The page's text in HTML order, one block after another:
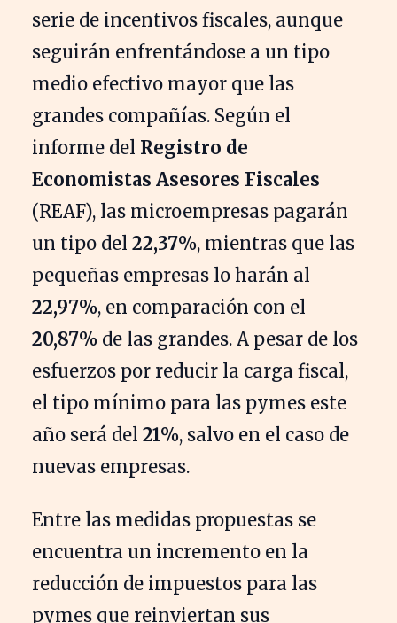
serie de incentivos fiscales, aunque
seguirán enfrentándose a un tipo
medio efectivo mayor que las
grandes compañías. Según el
informe del Registro de
Economistas Asesores Fiscales
(REAF), las microempresas pagarán
un tipo del 22,37%, mientras que las
pequeñas empresas lo harán al
22,97%, en comparación con el
20,87% de las grandes. A pesar de los
esfuerzos por reducir la carga fiscal,
el tipo mínimo para las pymes este
año será del 21%, salvo en el caso de
nuevas empresas.
Entre las medidas propuestas se
encuentra un incremento en la
reducción de impuestos para las
pymes que reinviertan sus